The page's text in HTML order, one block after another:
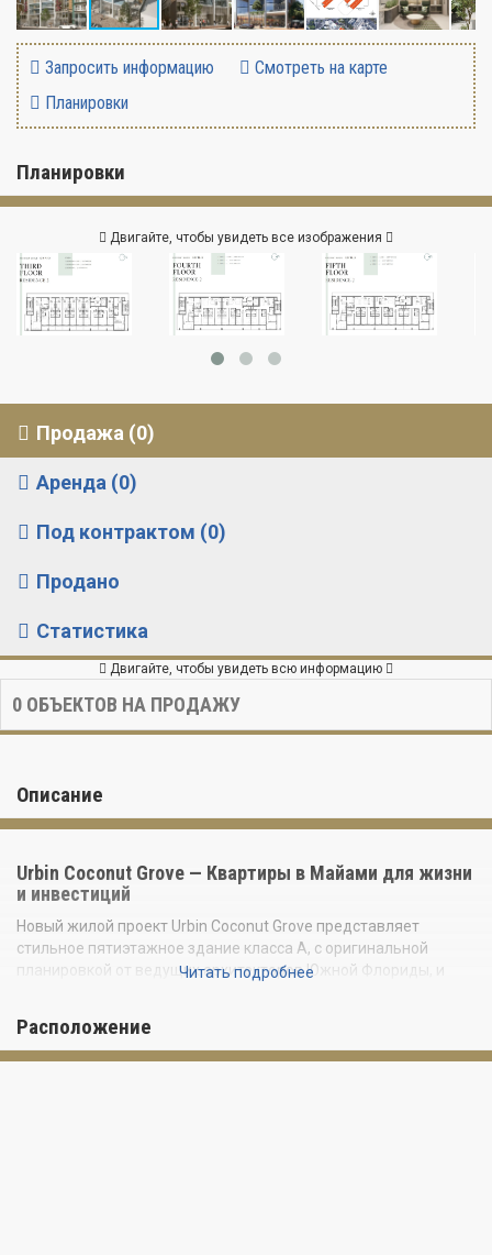
Запросить информацию
Смотреть на карте
Планировки
Планировки
Двигайте, чтобы увидеть все изображения
Продажа (0)
Аренда (0)
Под контрактом (0)
Продано
Статистика
Двигайте, чтобы увидеть всю информацию
0 ОБЪЕКТОВ НА ПРОДАЖУ
Описание
Urbin Coconut Grove — Квартиры в Майами для жизни
и инвестиций
Новый жилой проект Urbin Coconut Grove представляет
стильное пятиэтажное здание класса А, с оригинальной
планировкой от ведущих архитекторов Южной Флориды, и
Urbin расположен среди тихих вилл в самом центре
Читать подробнее
Расположение